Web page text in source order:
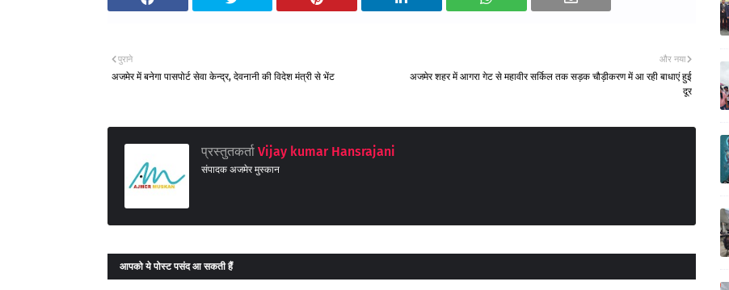
और नया
अजमेर शहर में आगरा गेट से महावीर सर्किल तक सड़क चौड़ीकरण में आ रही बाधाएं हुई
दूर
पुराने
अजमेर में बनेगा पासपोर्ट सेवा केन्द्र, देवनानी की विदेश मंत्री से भेंट
प्रस्तुतकर्ता Vijay kumar Hansrajani
संपादक अजमेर मुस्कान
आपको ये पोस्ट पसंद आ सकती हैं